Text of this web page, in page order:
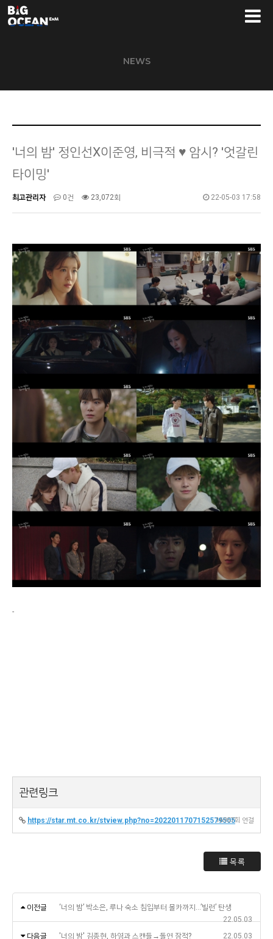
NEWS
'너의 밤' 정인선X이준영, 비극적 ♥ 암시? '엇갈린
타이밍'
최고관리자 0건 23,072회 22-05-03 17:58
-
관련링크
https://star.mt.co.kr/stview.php?no=202201170715257950516957회 연결
목록
이전글
‘너의 밤’ 박소은, 루나 숙소 침입부터 몰카까지…’빌런’ 탄생
22.05.03
다음글
'너의 밤' 김종현, 하영과 스캔들→돌연 잠적? 22.05.03